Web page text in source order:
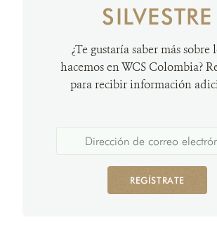
SILVESTRE
¿Te gustaría saber más sobre
hacemos en WCS Colombia?
para recibir información
REGÍSTRATE